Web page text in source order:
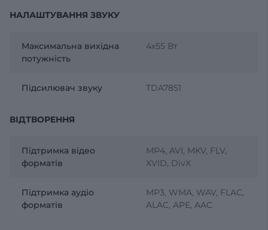
НАЛАШТУВАННЯ ЗВУКУ
Максимальна вихідна
потужність
4х55 Вт
Підсилювач звуку TDA7851
ВІДТВОРЕННЯ
Підтримка відео
форматів
MP4, AVI, MKV, FLV,
XVID, DivX
Підтримка аудіо
форматів
MP3, WMA, WAV, FLAC,
ALAC, APE, AAC